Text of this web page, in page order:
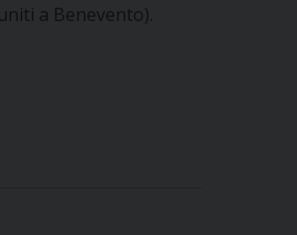
a Benevento).